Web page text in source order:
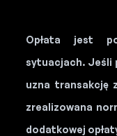
Opłata jest
sytuacjach.
uzna transakcję
zrealizowana
dodatkowej